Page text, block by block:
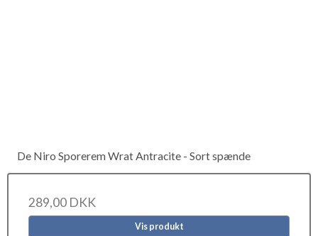
De Niro Sporerem Wrat Antracite - Sort spænde
289,00 DKK
Vis produkt